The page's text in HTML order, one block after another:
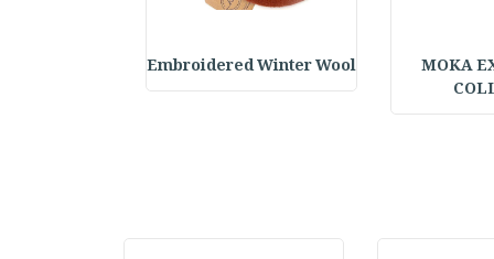
MOKA
Embroidered Winter Wool